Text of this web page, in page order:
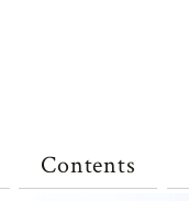
Contents